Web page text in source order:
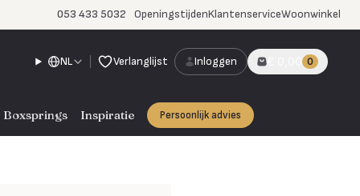
053 433 5032 OpeningstijdenKlantenserviceWoonwinkel
NL Verlanglijst Inloggen € 0,00 0
Boxsprings Inspiratie Persoonlijk advies